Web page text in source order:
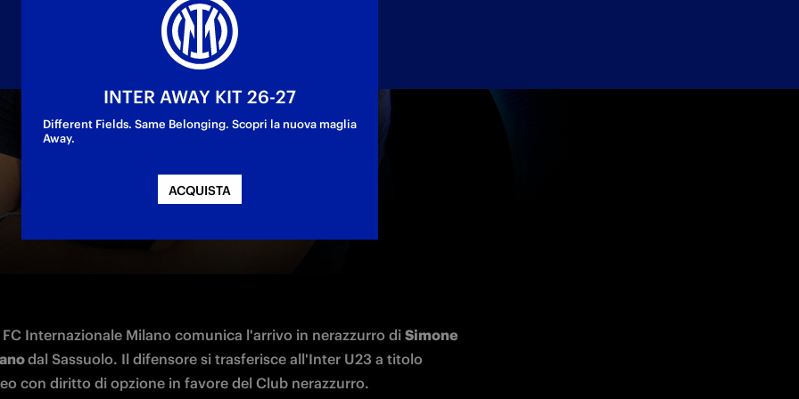
d'opzione per il difensore classe 2004
FC Internazionale Milano comunica l'arrivo in nerazzurro di Simone
dal Sassuolo. Il difensore si trasferisce all'Inter U23 a titolo
con diritto di opzione in favore del Club nerazzurro.
INTER AWAY KIT 26-27
Different Fields. Same Belonging. Scopri la nuova maglia
Away.
ACQUISTA